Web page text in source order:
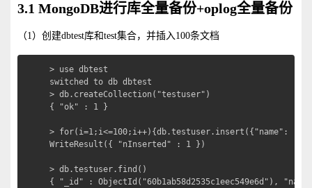
3.1 MongoDB进行库全量备份+oplog全量备份
（1）创建dbtest库和test集合，并插入100条文档
> use dbtest
switched to db dbtest
> db.createCollection("testuser")
{ "ok" : 1 }
> for(i=1;i<=100;i++){db.testuser.insert({"name":
WriteResult({ "nInserted" : 1 })
> db.testuser.find()
{ "_id" : ObjectId("60b1ab58d2535c1eec549e6d"),